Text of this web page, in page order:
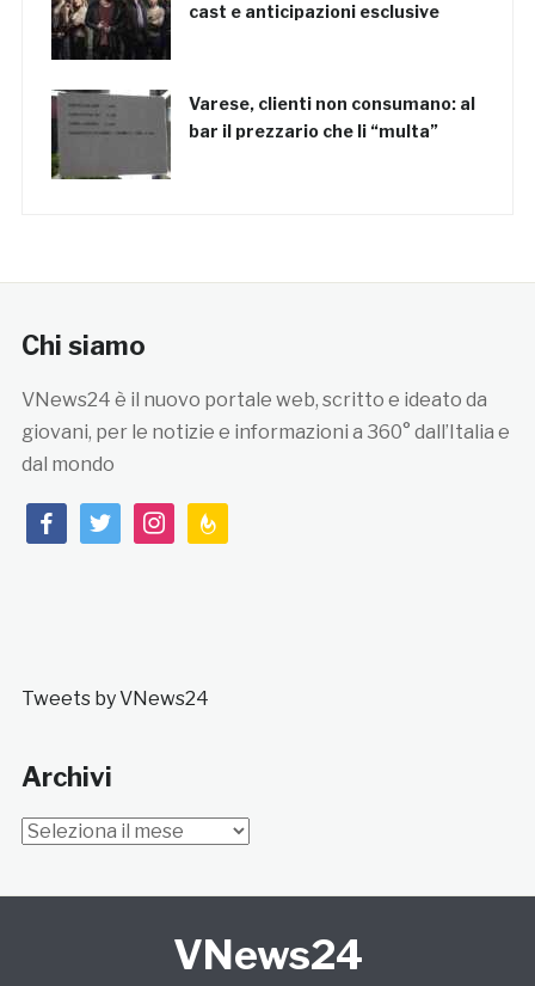
cast e anticipazioni esclusive
Varese, clienti non consumano: al
bar il prezzario che li “multa”
Chi siamo
VNews24 è il nuovo portale web, scritto e ideato da
giovani, per le notizie e informazioni a 360° dall’Italia e
dal mondo
facebooktwitterinstagramfeedburner
Tweets by VNews24
Archivi
Archivi
VNews24